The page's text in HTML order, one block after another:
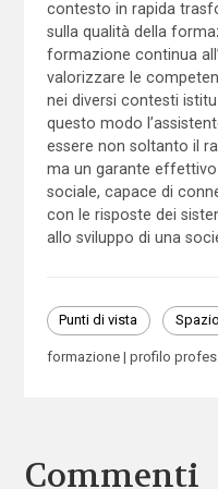
contesto in rapida
sulla qualità della
formazione continua
valorizzare le
nei diversi contesti
questo modo
essere non soltanto il
ma un garante
sociale, capace di
con le risposte dei
allo sviluppo di una
Punti di vista
formazione profilo
Commenti